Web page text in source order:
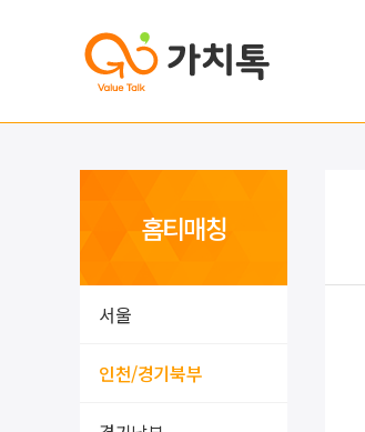
홈티매칭
서울
인천/경기북부